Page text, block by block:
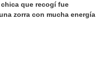
chica que recogí fue
zorra con mucha energía